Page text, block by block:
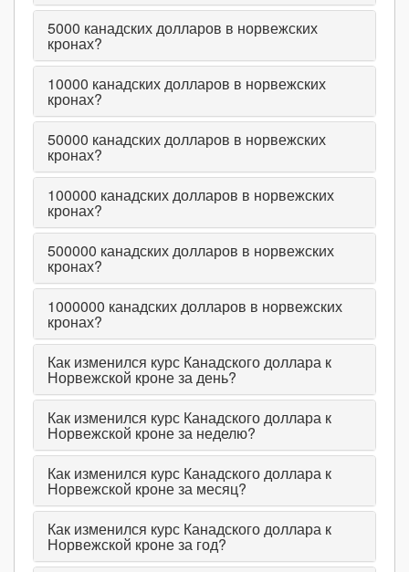
5000 канадских долларов в норвежских
кронах?
10000 канадских долларов в норвежских
кронах?
50000 канадских долларов в норвежских
кронах?
100000 канадских долларов в норвежских
кронах?
500000 канадских долларов в норвежских
кронах?
1000000 канадских долларов в норвежских
кронах?
Как изменился курс Канадского доллара к
Норвежской кроне за день?
Как изменился курс Канадского доллара к
Норвежской кроне за неделю?
Как изменился курс Канадского доллара к
Норвежской кроне за месяц?
Как изменился курс Канадского доллара к
Норвежской кроне за год?